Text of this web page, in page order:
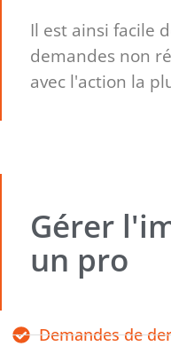
Il est ainsi facile
demandes non
avec l'action la
Gérer
un pro
Demandes de